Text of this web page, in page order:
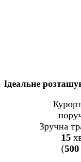
Ідеальне
Зручна
15
(